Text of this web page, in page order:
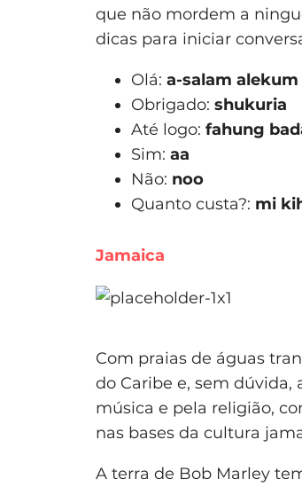
que não mordem a
dicas para iniciar
Olá: a-salam
Obrigado: shukuria
Até logo: fahung
Sim: aa
Não: noo
Quanto custa?: mi
Jamaica
Com praias de águas
do Caribe e, sem dúvida,
música e pela religião,
nas bases da cultura
A terra de Bob Marley